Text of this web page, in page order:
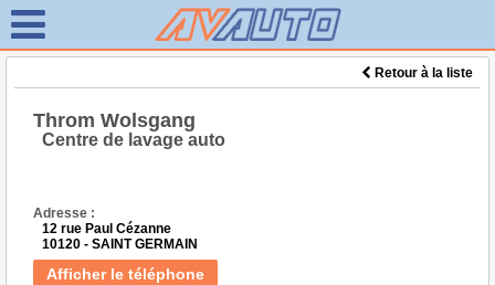
Retour à la liste
Throm Wolsgang
Centre de lavage auto
Adresse :
12 rue Paul Cézanne
10120 - SAINT GERMAIN
Afficher le téléphone